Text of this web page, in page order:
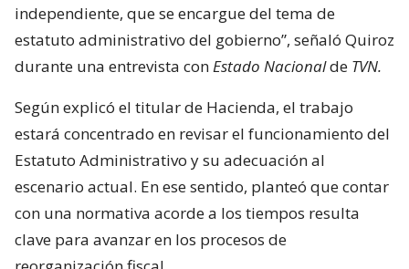
independiente, que se encargue del tema de
estatuto administrativo del gobierno”, señaló Quiroz
durante una entrevista conEstado Nacionalde TVN.
Según explicó el titular de Hacienda, el trabajo
estará concentrado en revisar el funcionamiento del
Estatuto Administrativo y su adecuación al
escenario actual. En ese sentido, planteó que contar
con una normativa acorde a los tiempos resulta
clave para avanzar en los procesos de